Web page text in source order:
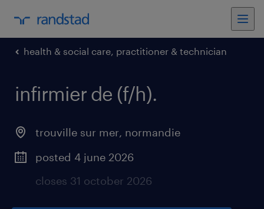
health & social care, practitioner & technician
infirmier de (f/h).
trouville sur mer, normandie
posted 4 june 2026
closes 31 october 2026